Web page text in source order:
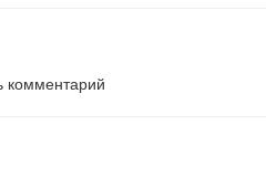
комментарий